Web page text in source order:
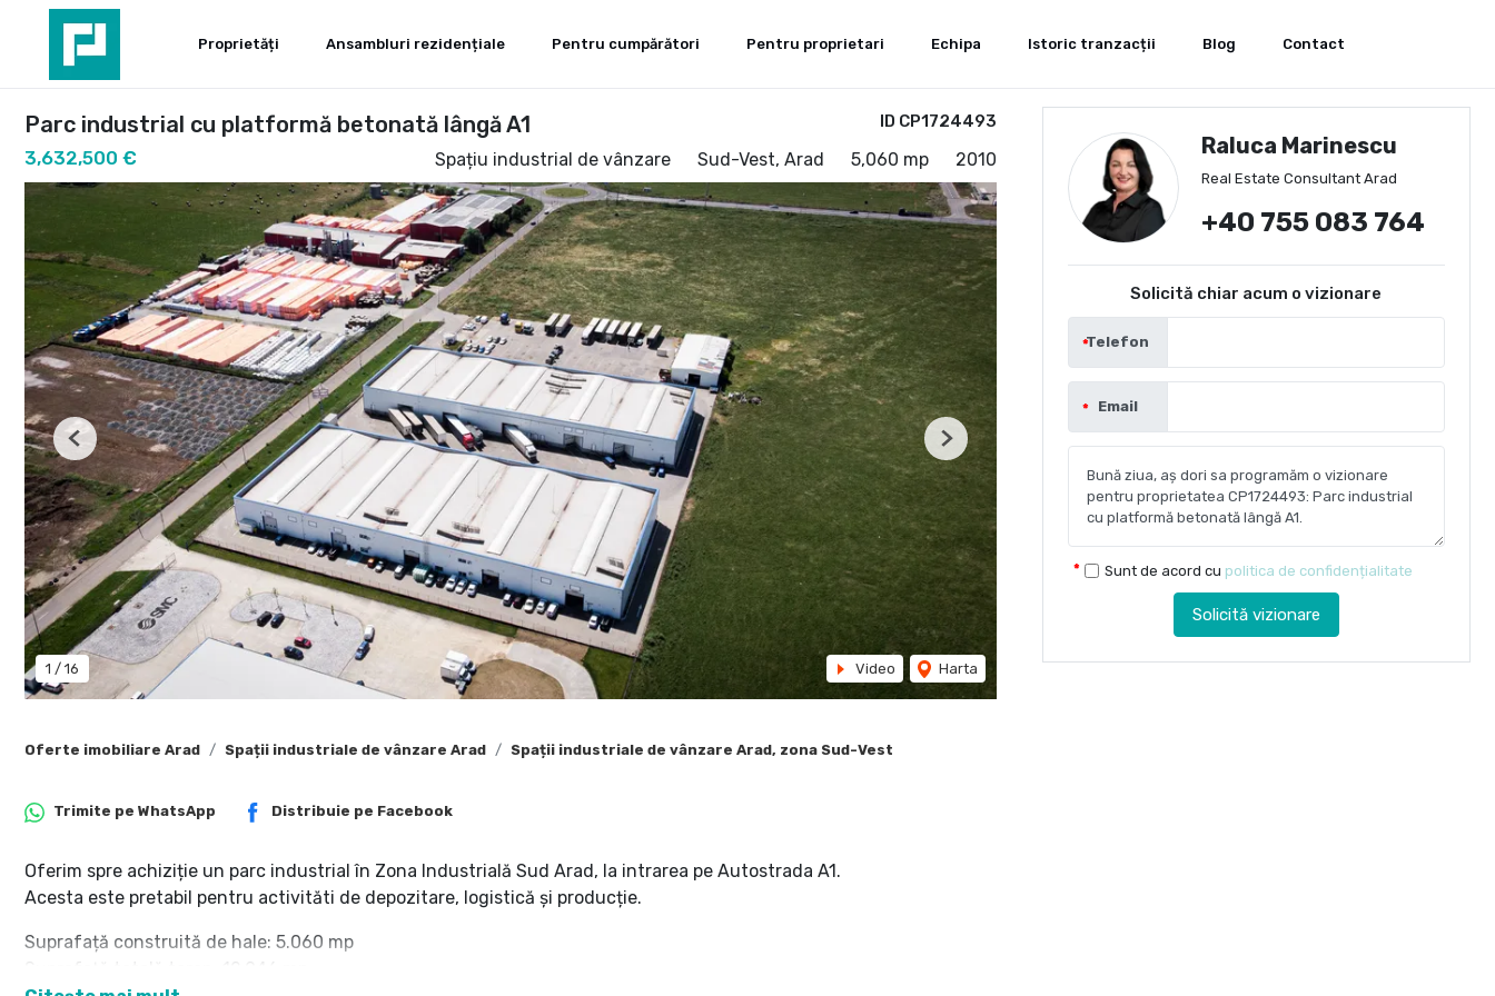
Proprietăți Ansambluri rezidențiale Pentru cumpărători Pentru proprietari Echipa Istoric tranzacții Blog Contact
ID CP1724493
Parc industrial cu platformă betonată lângă A1
3,632,500 € Spațiu industrial de vânzare Sud-Vest, Arad 5,060 mp 2010
1 / 16 Video Harta
Previous Next
Oferte imobiliare Arad Spații industriale de vânzare Arad Spații industriale de vânzare Arad, zona Sud-Vest
Trimite pe WhatsApp Distribuie pe Facebook
Oferim spre achiziție un parc industrial în Zona Industrială Sud Arad, la intrarea pe Autostrada A1.
Acesta este pretabil pentru activităti de depozitare, logistică și producție.
Suprafață construită de hale: 5.060 mp
Raluca Marinescu
Real Estate Consultant Arad
+40 755 083 764
Solicită chiar acum o vizionare
Telefon
Email
Sunt de acord cu politica de confidențialitate
Solicită vizionare